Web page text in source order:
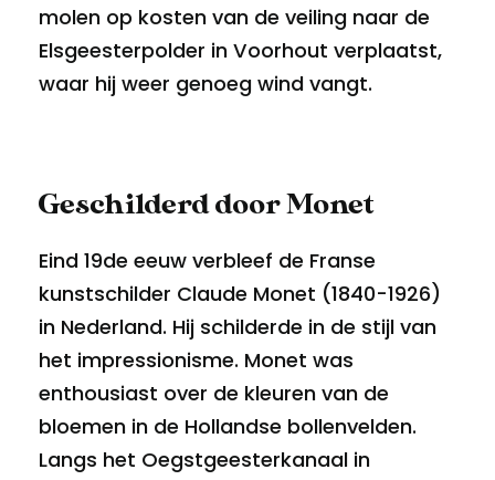
molen op kosten van de veiling naar de
Elsgeesterpolder in Voorhout verplaatst,
waar hij weer genoeg wind vangt.
Geschilderd door Monet
Eind 19de eeuw verbleef de Franse
kunstschilder Claude Monet (1840-1926)
in Nederland. Hij schilderde in de stijl van
het impressionisme. Monet was
enthousiast over de kleuren van de
bloemen in de Hollandse bollenvelden.
Langs het Oegstgeesterkanaal in